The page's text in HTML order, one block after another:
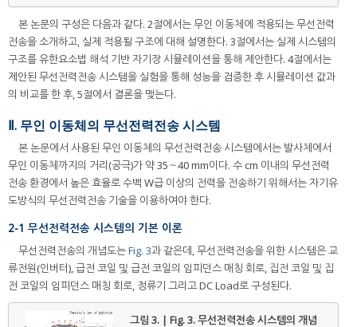
본 논문의 구성은 다음과 같다. 2절에서는 무인 이동체에 적용되는 무선전력
전송을 소개하고, 실제 적용될 구조에 대해 설명한다. 3절에서는 실제 시스템의
구조를 유한요소법 해석 기반 자기장 시뮬레이션을 통해 제안한다. 4절에서는
제안된 무선전력전송 시스템을 실험을 통해 성능을 검증한 후 시뮬레이션 값과
의 비교를 한 후, 5절에서 결론을 맺는다.
Ⅱ. 무인 이동체의 무선전력전송 시스템
본 논문에서 사용된 무인 이동체의 무선전력전송 시스템에서는 발사체에서
무인 이동체까지의 거리(공극)가 약 35～40 mm이다. 수 cm 이내의 무선전력
전송 환경에서 높은 효율로 수백 W급 이상의 전력을 전송하기 위해서는 자기유
도방식의 무선전력전송 기술을 이용하여야 한다.
2-1 무선전력전송 시스템의 기본 이론
무선전력전송의 개념도는Fig. 3과 같은데, 무선전력전송을 위한 시스템은 교
류전원(인버터), 급전 코일 및 급전 코일의 임피던스 매칭 회로, 집전 코일 및 집
전 코일의 임피던스 매칭 회로, 정류기 그리고 DC Load로 구성된다.
그림 3. | Fig. 3.무선전력전송 시스템의 개념